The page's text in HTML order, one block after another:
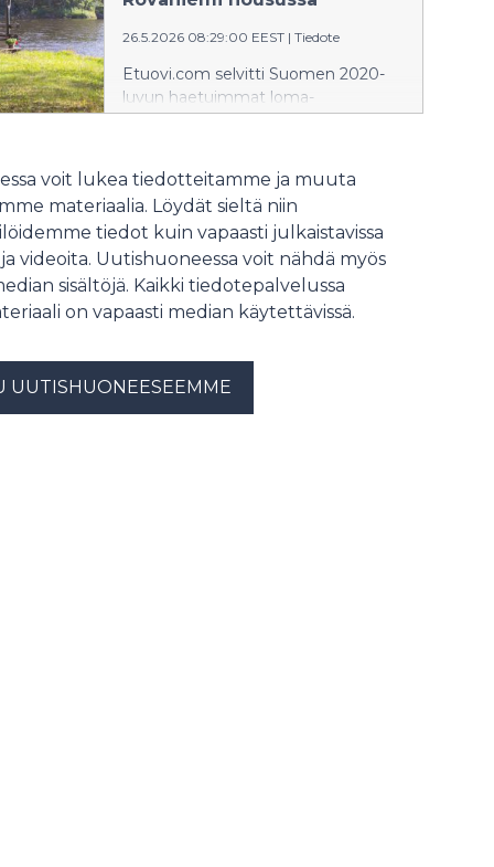
26.5.2026 08:29:00 EEST | Tiedote
Etuovi.com selvitti Suomen 2020-
luvun haetuimmat loma-
asuntopaikkakunnat kesämökkien
voit lukea tiedotteitamme ja muuta
materiaalia. Löydät sieltä niin
tiedot kuin vapaasti julkaistavissa
videoita. Uutishuoneessa voit nähdä myös
sisältöjä. Kaikki tiedotepalvelussa
on vapaasti median käytettävissä.
UUTISHUONEESEEMME